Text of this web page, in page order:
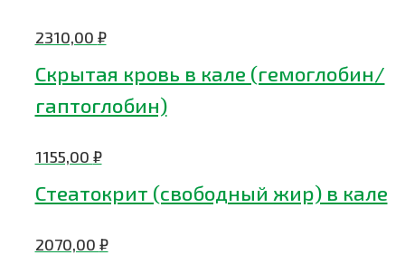
2310,00 ₽
Скрытая кровь в кале (гемоглобин/
гаптоглобин)
1155,00 ₽
Стеатокрит (свободный жир) в кале
2070,00 ₽